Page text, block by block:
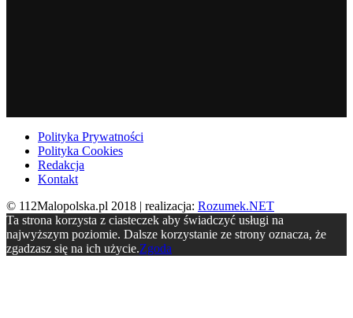
Polityka Prywatności
Polityka Cookies
Redakcja
Kontakt
© 112Malopolska.pl 2018 | realizacja: Rozumek.NET
Ta strona korzysta z ciasteczek aby świadczyć usługi na
najwyższym poziomie. Dalsze korzystanie ze strony oznacza, że
zgadzasz się na ich użycie.Zgoda